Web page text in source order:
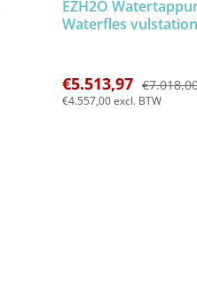
EZH2O
Waterfles
€5.513,97
€4.557,00excl. BTW